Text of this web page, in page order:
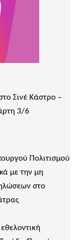
Σινέ Κάστρο –
3/6
Πολιτισμού
με την μη
στο